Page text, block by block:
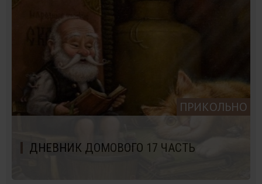
ПРИКОЛЬНО
ДНЕВНИК ДОМОВОГО 17 ЧАСТЬ